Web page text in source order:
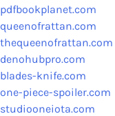
pdfbookplanet.com
queenofrattan.com
thequeenofrattan.com
denohubpro.com
blades-knife.com
one-piece-spoiler.com
studiooneiota.com